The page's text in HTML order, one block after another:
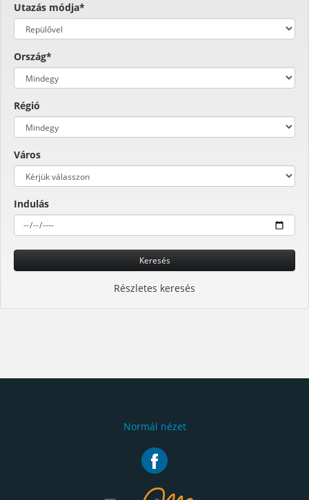
Utazás módja*
Ország*
Régió
Város
Indulás
Keresés
Részletes keresés
Normál nézet